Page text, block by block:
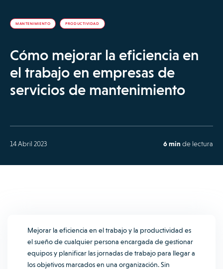
MANTENIMIENTO PRODUCTIVIDAD
Cómo mejorar la eficiencia en
el trabajo en empresas de
servicios de mantenimiento
14 Abril 2023 6 min de lectura
Mejorar la eficiencia en el trabajo y la productividad es
el sueño de cualquier persona encargada de gestionar
equipos y planificar las jornadas de trabajo para llegar a
los objetivos marcados en una organización. Sin